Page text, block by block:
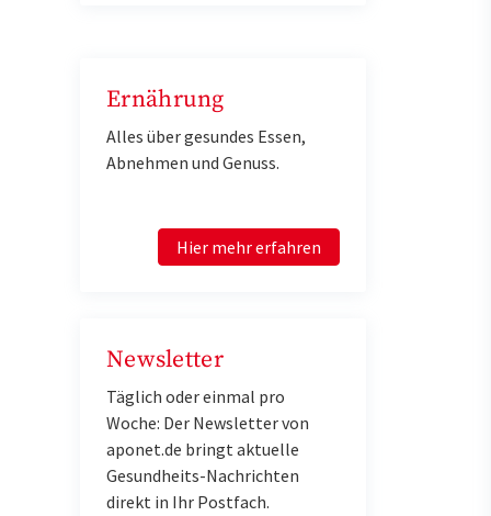
Ernährung
Alles über gesundes Essen,
Abnehmen und Genuss.
Hier mehr erfahren
Newsletter
Täglich oder einmal pro
Woche: Der Newsletter von
aponet.de bringt aktuelle
Gesundheits-Nachrichten
direkt in Ihr Postfach.